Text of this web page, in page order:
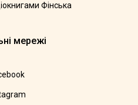
Фінська
мережі